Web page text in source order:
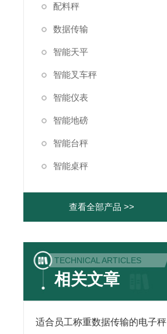
配料秤
数据传输
智能天平
智能叉车秤
智能仪表
智能地磅
智能台秤
智能桌秤
查看全部产品 >>
TECHNICAL ARTICLES
相关文章
适合员工称重数据传输的电子秤